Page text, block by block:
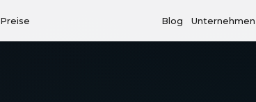
Preise Blog Unternehmen